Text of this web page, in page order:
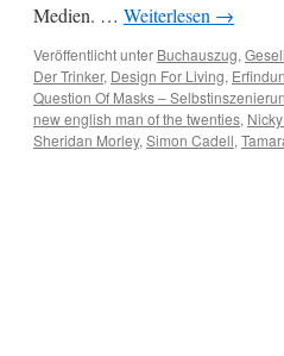
Medien. … Weiterlesen →
Veröffentlicht unter Buchauszug,
Der Trinker, Design For Living,
Question Of Masks –
new english man of the twenties,
Sheridan Morley, Simon Cadell,